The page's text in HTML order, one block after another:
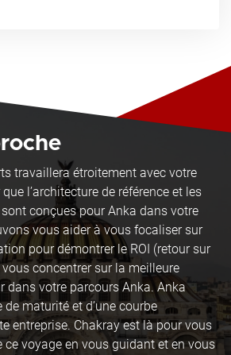
travaillera étroitement avec votre
l’architecture de référence et les
conçues pour Anka dans votre
vous aider à vous focaliser sur
pour démontrer le ROI (retour sur
concentrer sur la meilleure
dans votre parcours Anka. Anka
de maturité et d’une courbe
entreprise. Chakray est là pour vous
voyage en vous guidant et en vous